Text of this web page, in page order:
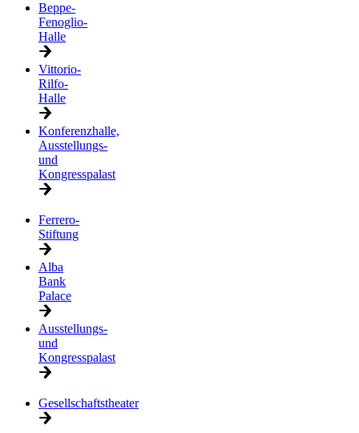
Beppe-
Fenoglio-
Halle
Vittorio-
Rilfo-
Halle
Konferenzhalle,
Ausstellungs-
und
Kongresspalast
Ferrero-
Stiftung
Alba
Bank
Palace
Ausstellungs-
und
Kongresspalast
Gesellschaftstheater